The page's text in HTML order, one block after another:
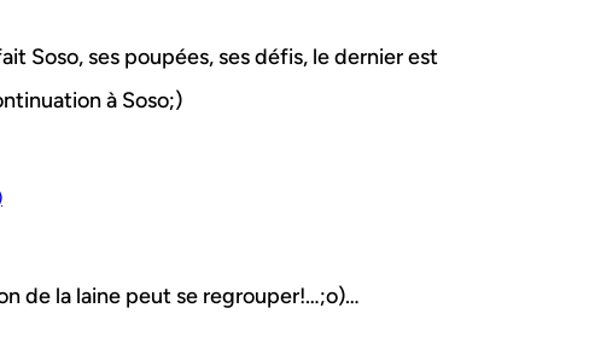
Soso, ses poupées, ses défis, le dernier est
à Soso;)
de la laine peut se regrouper!…;o)…